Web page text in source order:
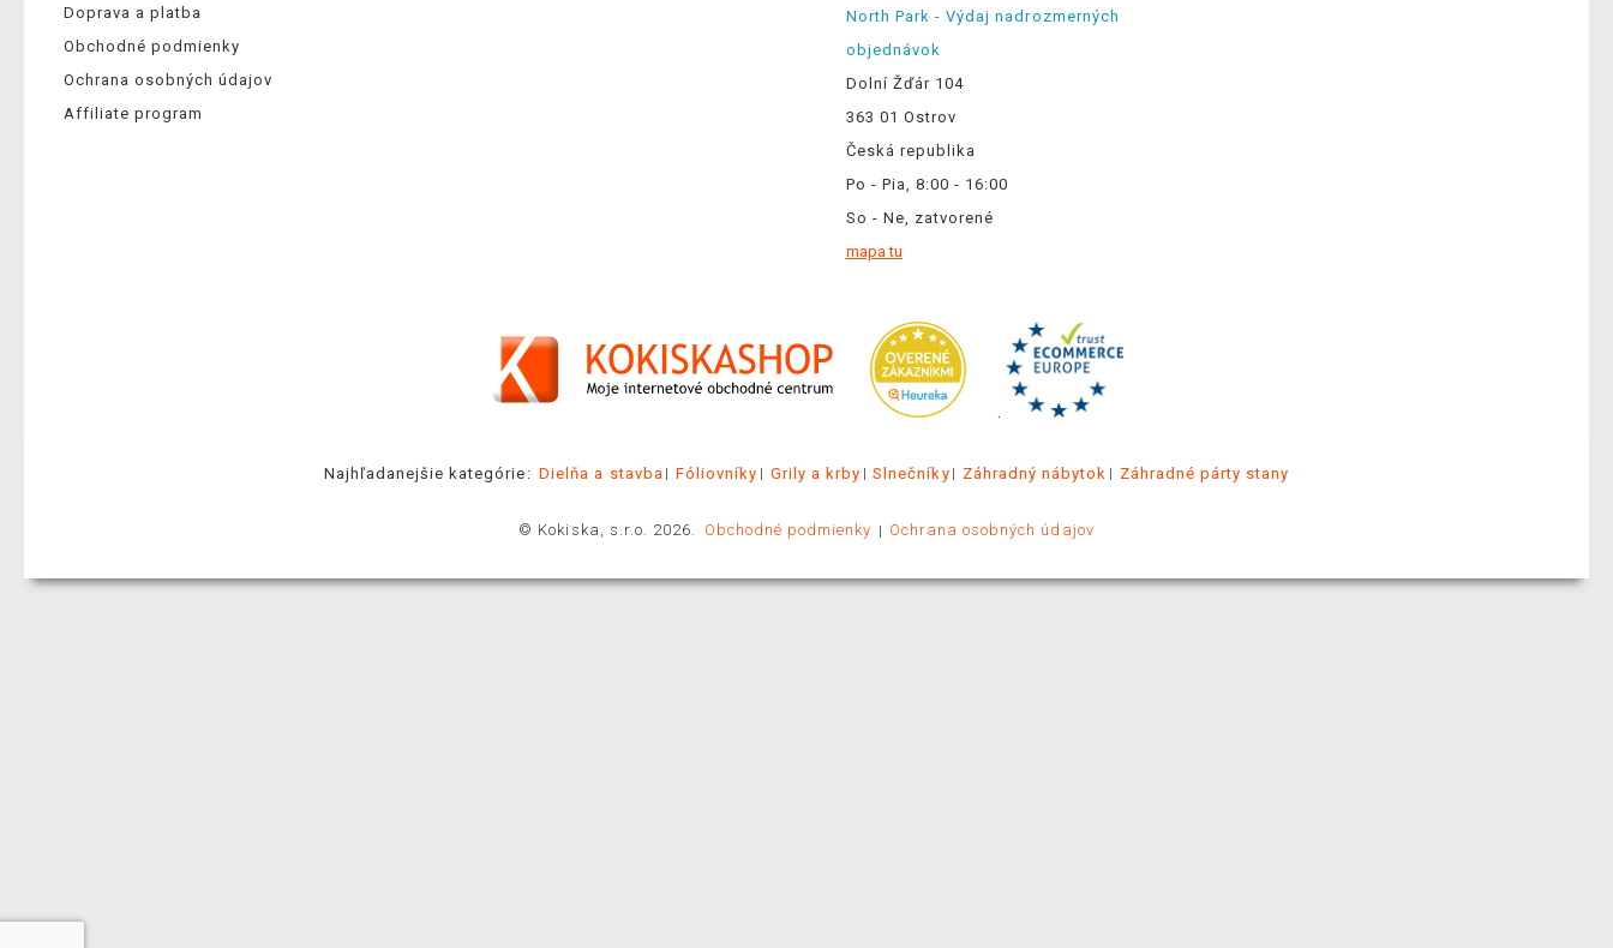
Doprava a platba
Obchodné podmienky
Ochrana osobných údajov
Affiliate program
North Park - Výdaj nadrozmerných
objednávok
Dolní Žďár 104
363 01 Ostrov
Česká republika
Po - Pia, 8:00 - 16:00
So - Ne, zatvorené
mapa tu
.
Najhľadanejšie kategórie: Dielňa a stavba Fóliovníky Grily a krby Slnečníky Záhradný nábytok Záhradné párty stany
© Kokiska, s.r.o. 2026. Obchodné podmienky Ochrana osobných údajov